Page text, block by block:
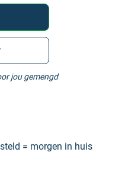
jou gemengd
= morgen in huis